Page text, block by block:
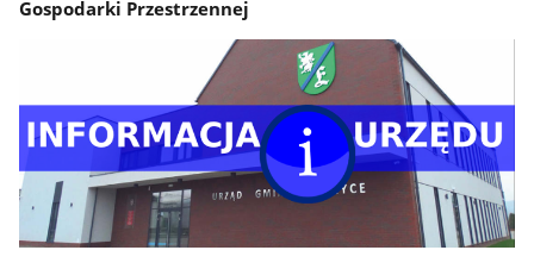
Gospodarki Przestrzennej